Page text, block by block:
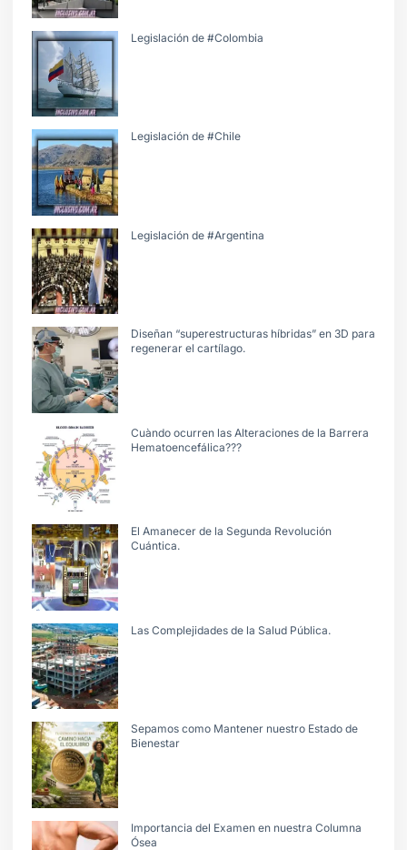
Legislación de #Colombia
Legislación de #Chile
Legislación de #Argentina
Diseñan “superestructuras híbridas” en 3D para
regenerar el cartílago.
Cuàndo ocurren las Alteraciones de la Barrera
Hematoencefálica???
El Amanecer de la Segunda Revolución
Cuántica.
Las Complejidades de la Salud Pública.
Sepamos como Mantener nuestro Estado de
Bienestar
Importancia del Examen en nuestra Columna
Ósea